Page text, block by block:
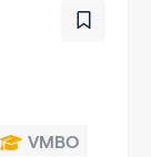
VMBO